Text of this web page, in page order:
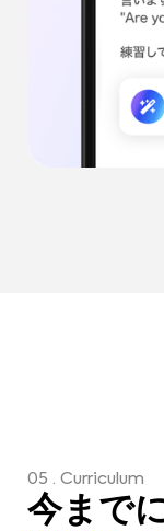
05 . Curriculum
今まで